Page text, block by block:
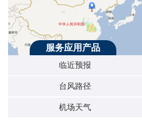
服务应用产品
临近预报
台风路径
机场天气